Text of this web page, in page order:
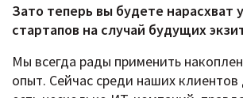
Зато теперь вы будете нарасхват
стартапов на случай будущих
Мы всегда рады применить
опыт. Сейчас среди наших клиентов